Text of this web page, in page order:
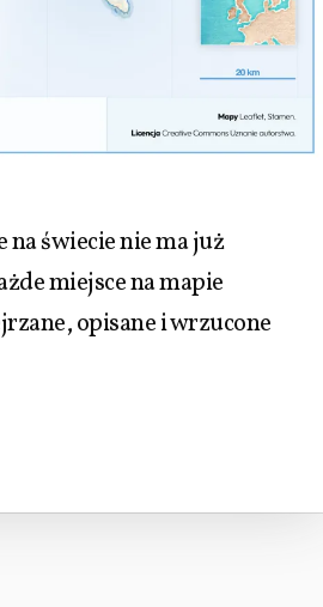
na świecie nie ma już
miejsce na mapie
opisane i wrzucone